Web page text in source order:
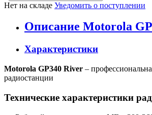
Нет на складе Уведомить о поступлении
Описание Motorola
Характеристики
Motorola GP340 River –
радиостанции
Технические характеристики